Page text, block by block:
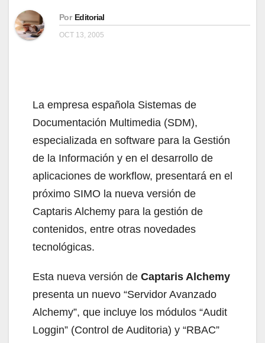
Por Editorial
OCT 13, 2005
La empresa española Sistemas de
Documentación Multimedia (SDM),
especializada en software para la Gestión
de la Información y en el desarrollo de
aplicaciones de workflow, presentará en el
próximo SIMO la nueva versión de
Captaris Alchemy para la gestión de
contenidos, entre otras novedades
tecnológicas.
Esta nueva versión de Captaris Alchemy
presenta un nuevo “Servidor Avanzado
Alchemy”, que incluye los módulos “Audit
Loggin” (Control de Auditoria) y “RBAC”